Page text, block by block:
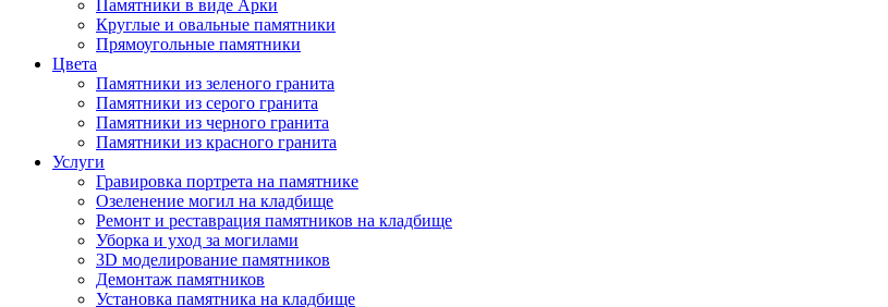
Памятники в виде Арки
Круглые и овальные памятники
Прямоугольные памятники
Цвета
Памятники из зеленого гранита
Памятники из серого гранита
Памятники из черного гранита
Памятники из красного гранита
Услуги
Гравировка портрета на памятнике
Озеленение могил на кладбище
Ремонт и реставрация памятников на кладбище
Уборка и уход за могилами
3D моделирование памятников
Демонтаж памятников
Установка памятника на кладбище